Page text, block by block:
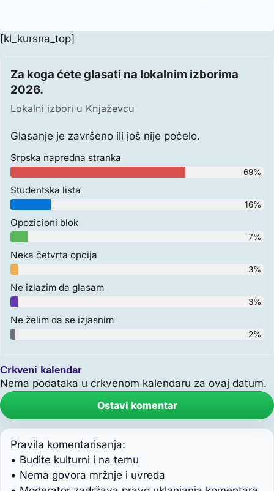
[kl_kursna_top]
Za koga ćete glasati na lokalnim izborima
2026.
Lokalni izbori u Knjaževcu
Glasanje je završeno ili još nije počelo.
Srpska napredna stranka
69%
Studentska lista
16%
Opozicioni blok
7%
Neka četvrta opcija
3%
Ne izlazim da glasam
3%
Ne želim da se izjasnim
2%
Crkveni kalendar
Nema podataka u crkvenom kalendaru za ovaj datum.
Ostavi komentar
Pravila komentarisanja:
• Budite kulturni i na temu
• Nema govora mržnje i uvreda